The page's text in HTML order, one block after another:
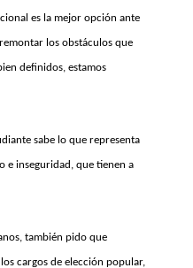
es la mejor opción ante
los obstáculos que
definidos, estamos
sabe lo que representa
e inseguridad, que tienen a
también pido que
cargos de elección popular,